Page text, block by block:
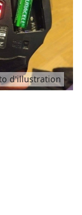
d'illustration